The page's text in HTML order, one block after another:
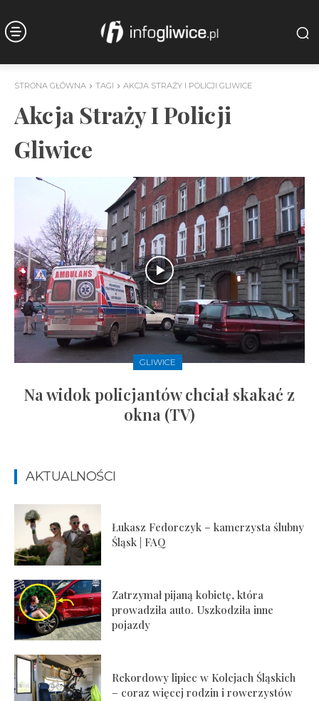
STRONA GŁÓWNA TAGI AKCJA STRAŻY I POLICJI GLIWICE
Akcja Straży I Policji
Gliwice
GLIWICE
Na widok policjantów chciał skakać z
okna (TV)
AKTUALNOŚCI
Łukasz Fedorczyk – kamerzysta ślubny
Śląsk | FAQ
Zatrzymał pijaną kobietę, która
prowadziła auto. Uszkodziła inne
pojazdy
Rekordowy lipiec w Kolejach Śląskich
– coraz więcej rodzin i rowerzystów